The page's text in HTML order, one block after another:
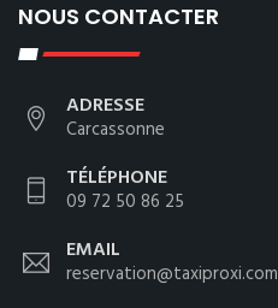
NOUS CONTACTER
ADRESSE
Carcassonne
TÉLÉPHONE
09 72 50 86 25
EMAIL
reservation@taxiproxi.com